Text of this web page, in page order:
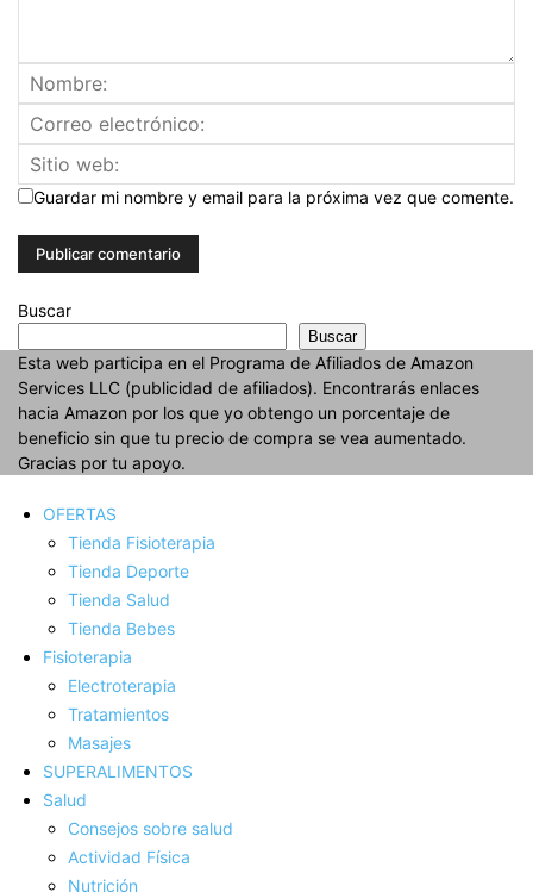
Guardar mi nombre y email para la próxima vez que comente.
Buscar
Buscar
Esta web participa en el Programa de Afiliados de Amazon
Services LLC (publicidad de afiliados). Encontrarás enlaces
hacia Amazon por los que yo obtengo un porcentaje de
beneficio sin que tu precio de compra se vea aumentado.
Gracias por tu apoyo.
OFERTAS
Tienda Fisioterapia
Tienda Deporte
Tienda Salud
Tienda Bebes
Fisioterapia
Electroterapia
Tratamientos
Masajes
SUPERALIMENTOS
Salud
Consejos sobre salud
Actividad Fí­sica
Nutrición